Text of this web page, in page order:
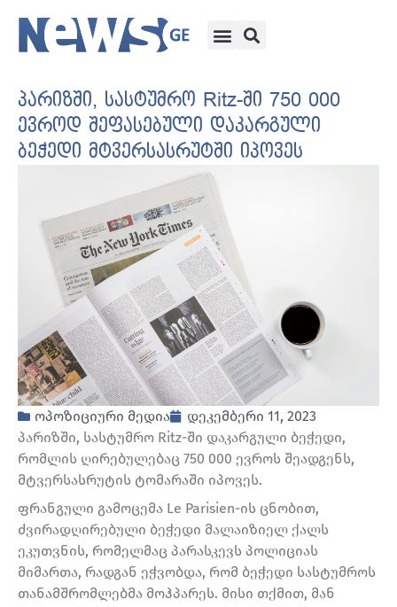
პარიზში, სასტუმრო Ritz-ში 750 000
ევროდ შეფასებული დაკარგული
ბეჭედი მტვერსასრუტში იპოვეს
ოპოზიციური მედია
დეკემბერი 11, 2023
პარიზში, სასტუმრო Ritz-ში დაკარგული ბეჭედი,
რომლის ღირებულებაც 750 000 ევროს შეადგენს,
მტვერსასრუტის ტომარაში იპოვეს.
ფრანგული გამოცემა Le Parisien-ის ცნობით,
ძვირადღირებული ბეჭედი მალაიზიელ ქალს
ეკუთვნის, რომელმაც პარასკევს პოლიციას
მიმართა, რადგან ეჭვობდა, რომ ბეჭედი სასტუმროს
თანამშრომლებმა მოჰპარეს. მისი თქმით, მან